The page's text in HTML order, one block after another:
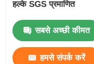
हल्के SGS प्रमाणित
सबसे अच्छी कीमत
हमसे संपर्क करें